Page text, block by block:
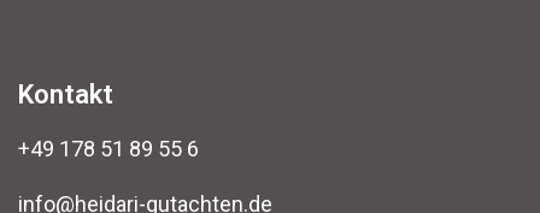
Kontakt
+49 178 51 89 55 6
info@heidari-gutachten.de